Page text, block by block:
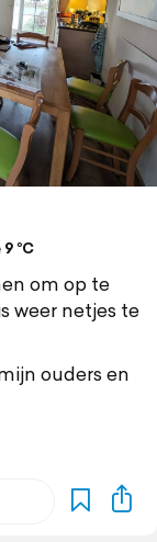
°C
om op te
weer netjes te
ouders en